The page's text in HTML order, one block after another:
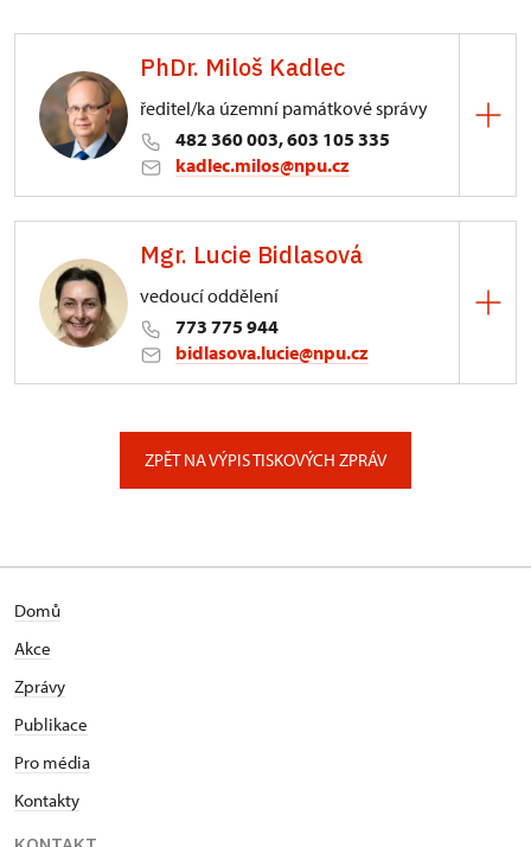
PhDr. Miloš Kadlec
ředitel/ka územní památkové správy
482 360 003, 603 105 335
kadlec.milos@npu.cz
3/, Sychrov 3
Mgr. Lucie Bidlasová
vedoucí oddělení
773 775 944
bidlasova.lucie@npu.cz
ZPĚT NA VÝPIS TISKOVÝCH ZPRÁV
Domů
Akce
Zprávy
Publikace
Pro média
Kontakty